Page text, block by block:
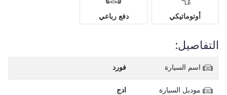
أوتوماتيكي دفع رباعي
التفاصيل:
اسم السيارة فورد
موديل السيارة ادج